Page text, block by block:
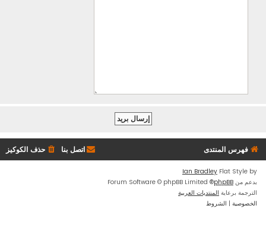
فهرس المنتدى حذف الكوكيز اتصل بنا
Flat Style by
Ian Bradley
بدعم من phpBB
® Forum Software © phpBB Limited
الترجمة برعاية المنتديات العربية
الخصوصية | الشروط